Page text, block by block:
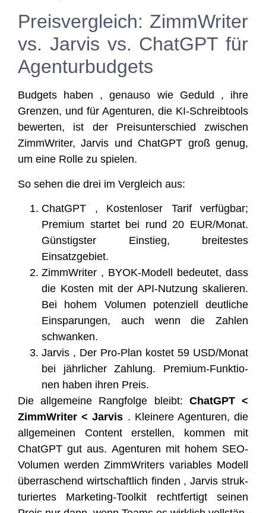
Preisvergleich: ZimmWriter
vs. Jarvis vs. ChatGPT für
Agenturbudgets
Bud­gets haben , genau­so wie Geduld , ihre
Gren­zen, und für Agen­tu­ren, die KI-Schreib­tools
bewer­ten, ist der Preis­un­ter­schied zwi­schen
Zimm­Wri­ter, Jar­vis und ChatGPT groß genug,
um eine Rol­le zu spielen.
So sehen die drei im Ver­gleich aus:
ChatGPT , Kos­ten­lo­ser Tarif ver­füg­bar;
Pre­mi­um star­tet bei rund 20 EUR/Monat.
Güns­tigs­ter Ein­stieg, brei­tes­tes
Einsatzgebiet.
Zimm­Wri­ter , BYOK-Modell bedeu­tet, dass
die Kos­ten mit der API-Nut­zung ska­lie­ren.
Bei hohem Volu­men poten­zi­ell deut­li­che
Ein­spa­run­gen, auch wenn die Zah­len
schwanken.
Jar­vis , Der Pro-Plan kos­tet 59 USD/Monat
bei jähr­li­cher Zah­lung. Pre­mi­um-Funk­tio­
nen haben ihren Preis.
Die all­ge­mei­ne Rang­fol­ge bleibt: ChatGPT <
Zimm­Wri­ter < Jar­vis . Klei­ne­re Agen­tu­ren, die
all­ge­mei­nen Con­tent erstel­len, kom­men mit
ChatGPT gut aus. Agen­tu­ren mit hohem SEO-
Volu­men wer­den Zimm­Wri­ters varia­bles Modell
über­ra­schend wirt­schaft­lich fin­den , Jar­vis struk­
tu­rier­tes Mar­ke­ting-Tool­kit recht­fer­tigt sei­nen